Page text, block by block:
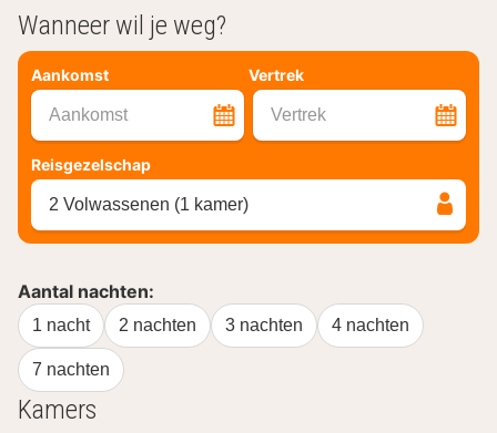
Wanneer wil je weg?
Aankomst Vertrek
Aankomst Vertrek
Reisgezelschap
2 Volwassenen (1 kamer)
Aantal nachten:
1 nacht 2 nachten 3 nachten 4 nachten
7 nachten
Kamers